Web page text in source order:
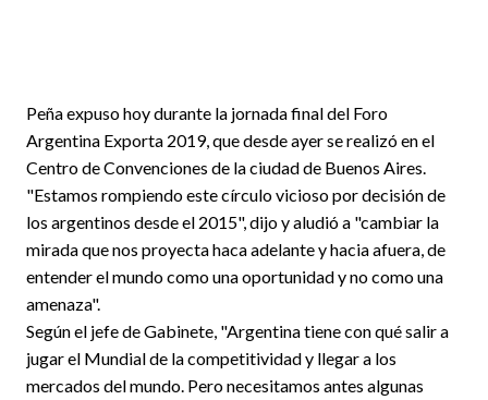
Peña expuso hoy durante la jornada final del Foro
Argentina Exporta 2019, que desde ayer se realizó en el
Centro de Convenciones de la ciudad de Buenos Aires.
"Estamos rompiendo este círculo vicioso por decisión de
los argentinos desde el 2015", dijo y aludió a "cambiar la
mirada que nos proyecta haca adelante y hacia afuera, de
entender el mundo como una oportunidad y no como una
amenaza".
Según el jefe de Gabinete, "Argentina tiene con qué salir a
jugar el Mundial de la competitividad y llegar a los
mercados del mundo. Pero necesitamos antes algunas